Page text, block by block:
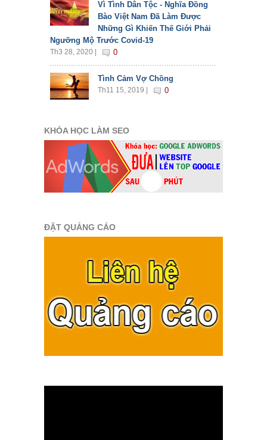
Vì Tình Dân Tộc - Nghĩa Đồng
Bào Việt Nam Đã Làm Được
Những Gì Khiến Thế Giới Phải
Ngưỡng Mộ Trước Covid-19
Th3 28, 2020 | 0
Tình Cảm Vợ Chồng
Th11 15, 2019 | 0
KHÓA HỌC LÀM SEO
ĐẶT QUẢNG CÁO